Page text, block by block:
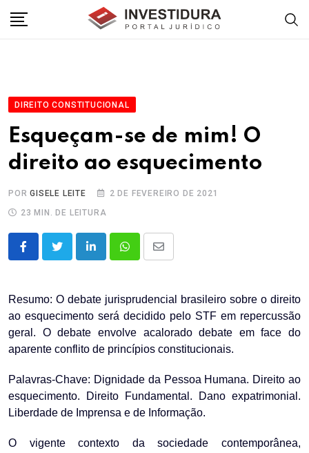
DIREITO CONSTITUCIONAL
Esqueçam-se de mim! O
direito ao esquecimento
PORGISELE LEITE
2 DE FEVEREIRO DE 2021
23 MIN. DE LEITURA
LinkedInWhatsappShare
Email
Resumo: O debate jurisprudencial brasileiro sobre o direito
ao esquecimento será decidido pelo STF em repercussão
geral. O debate envolve acalorado debate em face do
aparente conflito de princípios constitucionais.
Palavras-Chave: Dignidade da Pessoa Humana. Direito ao
esquecimento. Direito Fundamental. Dano expatrimonial.
Liberdade de Imprensa e de Informação.
O vigente contexto da sociedade contemporânea,